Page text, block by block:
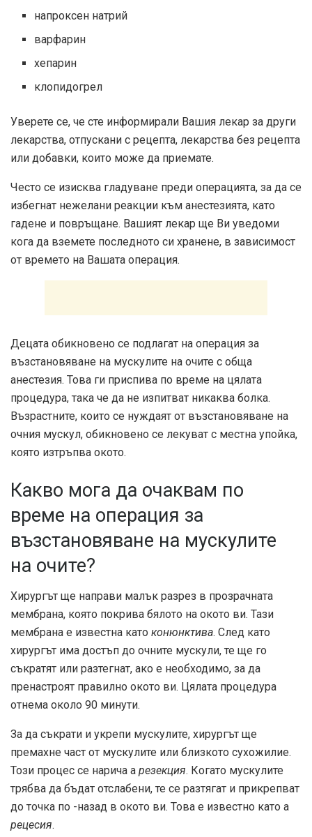
напроксен натрий
варфарин
хепарин
клопидогрел
Уверете се, че сте информирали Вашия лекар за други
лекарства, отпускани с рецепта, лекарства без рецепта
или добавки, които може да приемате.
Често се изисква гладуване преди операцията, за да се
избегнат нежелани реакции към анестезията, като
гадене и повръщане. Вашият лекар ще Ви уведоми
кога да вземете последното си хранене, в зависимост
от времето на Вашата операция.
Децата обикновено се подлагат на операция за
възстановяване на мускулите на очите с обща
анестезия. Това ги приспива по време на цялата
процедура, така че да не изпитват никаква болка.
Възрастните, които се нуждаят от възстановяване на
очния мускул, обикновено се лекуват с местна упойка,
която изтръпва окото.
Какво мога да очаквам по
време на операция за
възстановяване на мускулите
на очите?
Хирургът ще направи малък разрез в прозрачната
мембрана, която покрива бялото на окото ви. Тази
мембрана е известна като конюнктива. След като
хирургът има достъп до очните мускули, те ще го
съкратят или разтегнат, ако е необходимо, за да
пренастроят правилно окото ви. Цялата процедура
отнема около 90 минути.
За да съкрати и укрепи мускулите, хирургът ще
премахне част от мускулите или близкото сухожилие.
Този процес се нарича а резекция. Когато мускулите
трябва да бъдат отслабени, те се разтягат и прикрепват
до точка по -назад в окото ви. Това е известно като a
рецесия.